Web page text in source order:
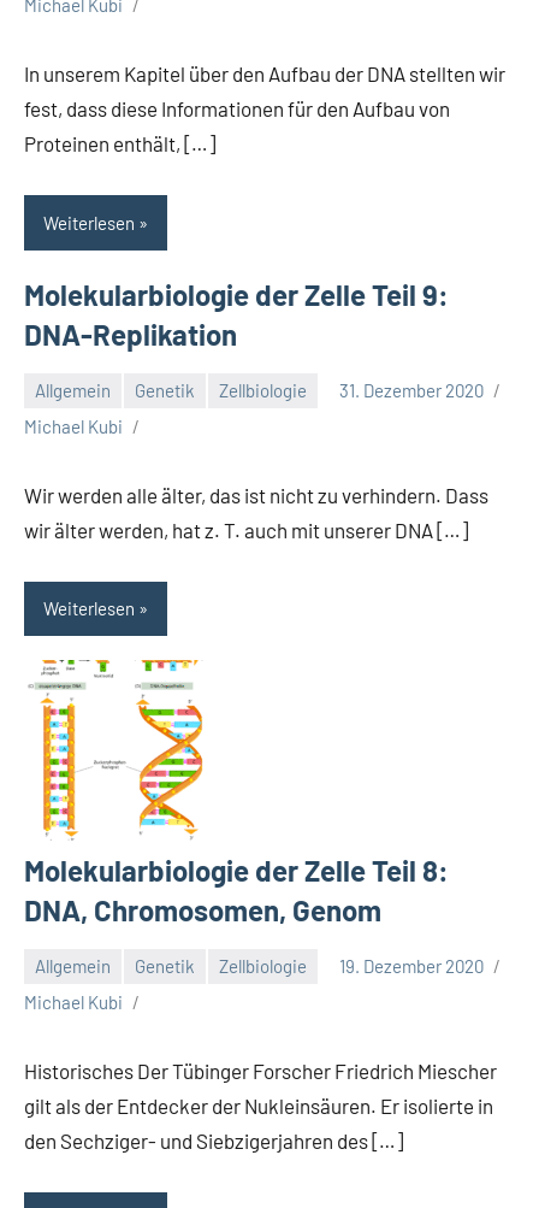
Michael Kubi
In unserem Kapitel über den Aufbau der DNA stellten wir
fest, dass diese Informationen für den Aufbau von
Proteinen enthält, […]
Weiterlesen
Molekularbiologie der Zelle Teil 9:
DNA-Replikation
Allgemein Genetik Zellbiologie
31. Dezember 2020
Michael Kubi
Wir werden alle älter, das ist nicht zu verhindern. Dass
wir älter werden, hat z. T. auch mit unserer DNA […]
Weiterlesen
Molekularbiologie der Zelle Teil 8:
DNA, Chromosomen, Genom
Allgemein Genetik Zellbiologie
19. Dezember 2020
Michael Kubi
Historisches Der Tübinger Forscher Friedrich Miescher
gilt als der Entdecker der Nukleinsäuren. Er isolierte in
den Sechziger- und Siebzigerjahren des […]